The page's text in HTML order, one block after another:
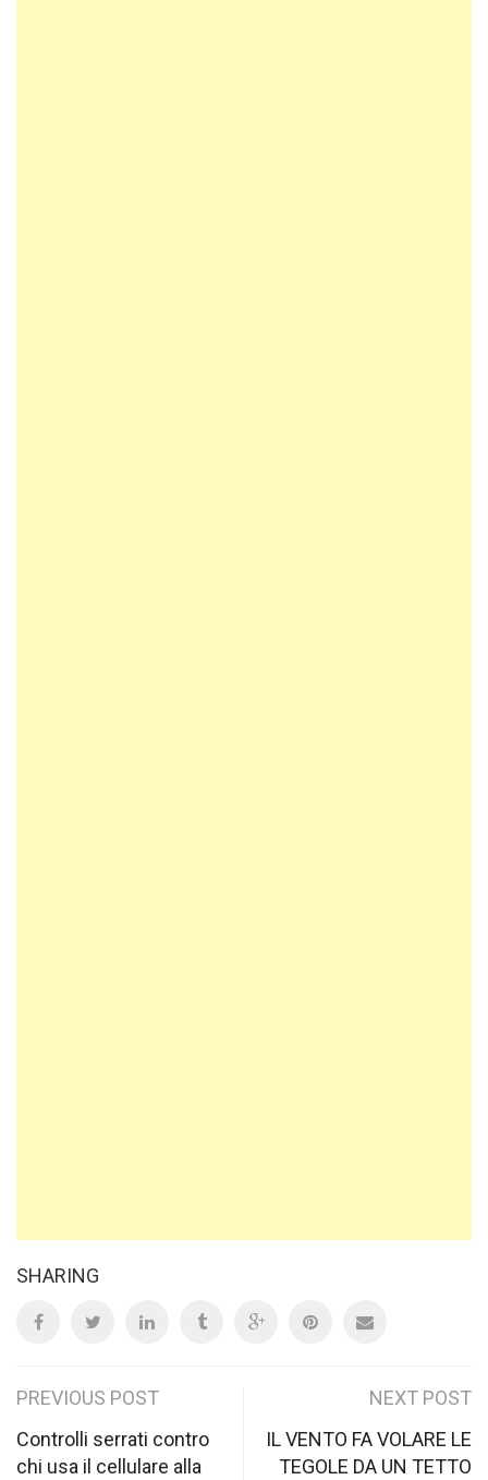
SHARING
Post
navigation
PREVIOUS POST
Controlli serrati contro
chi usa il cellulare alla
NEXT POST
IL VENTO FA VOLARE LE
TEGOLE DA UN TETTO